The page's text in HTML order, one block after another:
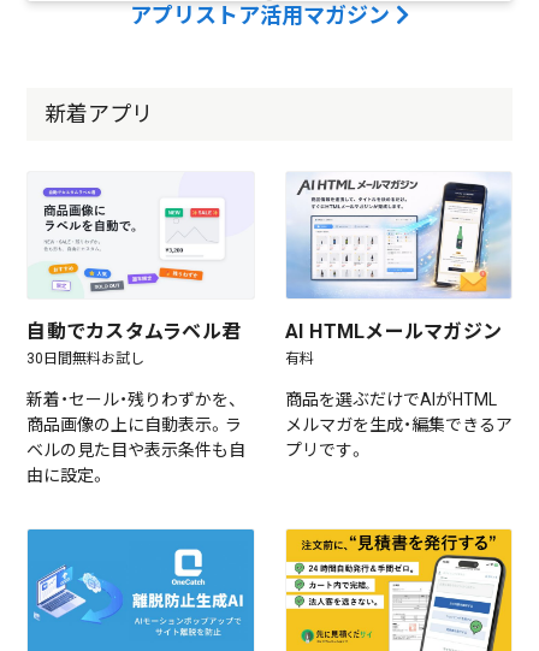
アプリストア活用マガジン
新着アプリ
自動でカスタムラベル君
30日間無料お試し
新着・セール・残りわずかを、
商品画像の上に自動表示。ラ
ベルの見た目や表示条件も自
由に設定。
AI HTMLメールマガジン
有料
商品を選ぶだけでAIがHTML
メルマガを生成・編集できるア
プリです。